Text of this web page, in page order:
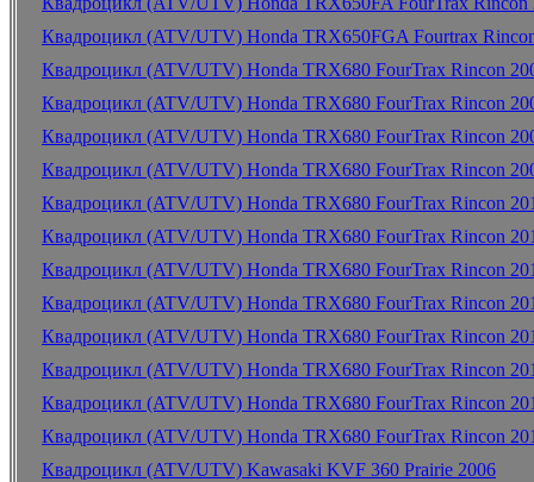
Квадроцикл (ATV/UTV) Honda TRX650FGA Fourtrax
Квадроцикл (ATV/UTV) Honda TRX680 FourTrax Rincon
Квадроцикл (ATV/UTV) Honda TRX680 FourTrax Rincon
Квадроцикл (ATV/UTV) Honda TRX680 FourTrax Rincon
Квадроцикл (ATV/UTV) Honda TRX680 FourTrax Rincon
Квадроцикл (ATV/UTV) Honda TRX680 FourTrax Rincon
Квадроцикл (ATV/UTV) Honda TRX680 FourTrax Rincon
Квадроцикл (ATV/UTV) Honda TRX680 FourTrax Rincon
Квадроцикл (ATV/UTV) Honda TRX680 FourTrax Rincon
Квадроцикл (ATV/UTV) Honda TRX680 FourTrax Rincon
Квадроцикл (ATV/UTV) Honda TRX680 FourTrax Rincon
Квадроцикл (ATV/UTV) Honda TRX680 FourTrax Rincon
Квадроцикл (ATV/UTV) Honda TRX680 FourTrax Rincon
Квадроцикл (ATV/UTV) Kawasaki KVF 360 Prairie 2006